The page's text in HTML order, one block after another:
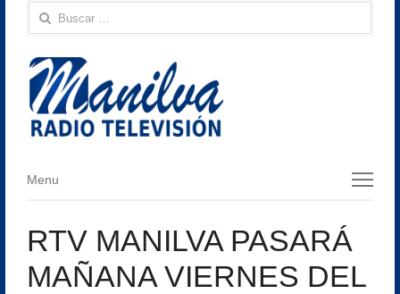
Buscar:
Menu
Menu
RTV MANILVA PASARÁ
MAÑANA VIERNES DEL